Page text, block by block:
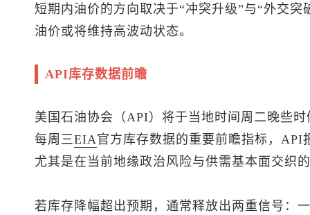
短期内油价的方向取决于“冲突升级”与“外交
油价或将维持高波动状态。
API库存数据前瞻
美国石油协会（API）将于当地时间周二晚些
每周三EIA官方库存数据的重要前瞻指标，
尤其是在当前地缘政治风险与供需基本面交织
若库存降幅超出预期，通常释放出两重信号：